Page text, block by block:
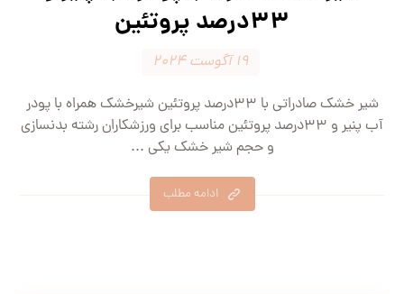
۳۳درصد پروتئین
۱۹ آگوست ۲۰۲۴
شیر خشک صادراتی با ۳۳درصد پروتئین شیرخشک همراه با پودر
آب پنیر و ۳۳درصد پروتئین مناسب برای ورزشکاران رشته بدنسازی
و حجم شیر خشک یکی ...
ادامه مطلب